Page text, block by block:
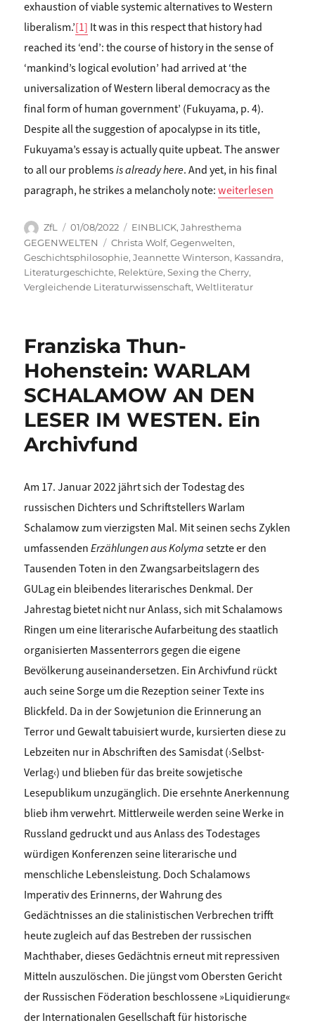
exhaustion of viable systemic alternatives to Western
liberalism.’[1] It was in this respect that history had
reached its ‘end’: the course of history in the sense of
‘mankind’s logical evolution’ had arrived at ‘the
universalization of Western liberal democracy as the
final form of human government’ (Fukuyama, p. 4).
Despite all the suggestion of apocalypse in its title,
Fukuyama’s essay is actually quite upbeat. The answer
to all our problemsis already here. And yet, in his final
paragraph, he strikes a melancholy note:„David Anderson:
weiterlesen
Autor
ZfL
Veröffentlicht
am
01/08/2022 Kategorien
EINBLICK,Jahresthema
GEGENWELTEN
Schlagwörter
Christa Wolf,Gegenwelten,
Geschichtsphilosophie,Jeannette Winterson, Kassandra,
Literaturgeschichte, Relektüre,Sexing the Cherry,
Vergleichende Literaturwissenschaft,Weltliteratur
Franziska Thun-
Hohenstein: WARLAM
SCHALAMOW AN DEN
LESER IM WESTEN. Ein
Archivfund
Am 17. Januar 2022 jährt sich der Todestag des
russischen Dichters und Schriftstellers Warlam
Schalamow zum vierzigsten Mal. Mit seinen sechs Zyklen
umfassendenErzählungen aus Kolymasetzte er den
Tausenden Toten in den Zwangsarbeitslagern des
GULag ein bleibendes literarisches Denkmal. Der
Jahrestag bietet nicht nur Anlass, sich mit Schalamows
Ringen um eine literarische Aufarbeitung des staatlich
organisierten Massenterrors gegen die eigene
Bevölkerung auseinandersetzen. Ein Archivfund rückt
auch seine Sorge um die Rezeption seiner Texte ins
Blickfeld. Da in der Sowjetunion die Erinnerung an
Terror und Gewalt tabuisiert wurde, kursierten diese zu
Lebzeiten nur in Abschriften des Samisdat (›Selbst-
Verlag‹) und blieben für das breite sowjetische
Lesepublikum unzugänglich. Die ersehnte Anerkennung
blieb ihm verwehrt. Mittlerweile werden seine Werke in
Russland gedruckt und aus Anlass des Todestages
würdigen Konferenzen seine literarische und
menschliche Lebensleistung. Doch Schalamows
Imperativ des Erinnerns, der Wahrung des
Gedächtnisses an die stalinistischen Verbrechen trifft
heute zugleich auf das Bestreben der russischen
Machthaber, dieses Gedächtnis erneut mit repressiven
Mitteln auszulöschen. Die jüngst vom Obersten Gericht
der Russischen Föderation beschlossene »Liquidierung«
der Internationalen Gesellschaft für historische